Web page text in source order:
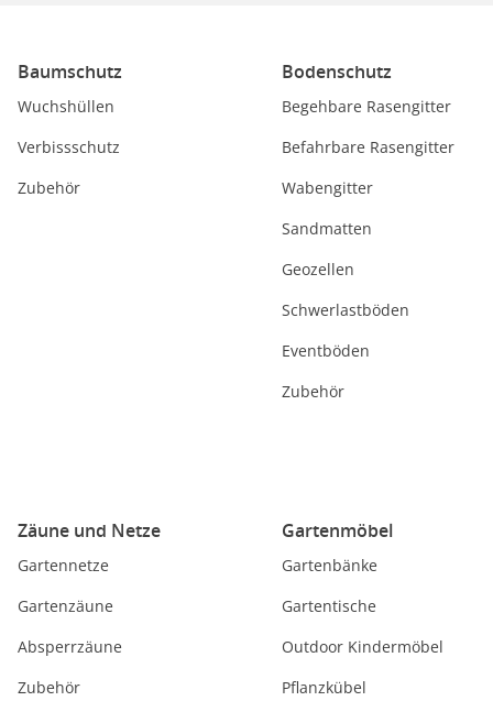
Baumschutz
Wuchshüllen
Verbissschutz
Zubehör
Bodenschutz
Begehbare Rasengitter
Befahrbare Rasengitter
Wabengitter
Sandmatten
Geozellen
Schwerlastböden
Eventböden
Zubehör
Zäune und Netze
Gartennetze
Gartenzäune
Absperrzäune
Zubehör
Gartenmöbel
Gartenbänke
Gartentische
Outdoor Kindermöbel
Pflanzkübel